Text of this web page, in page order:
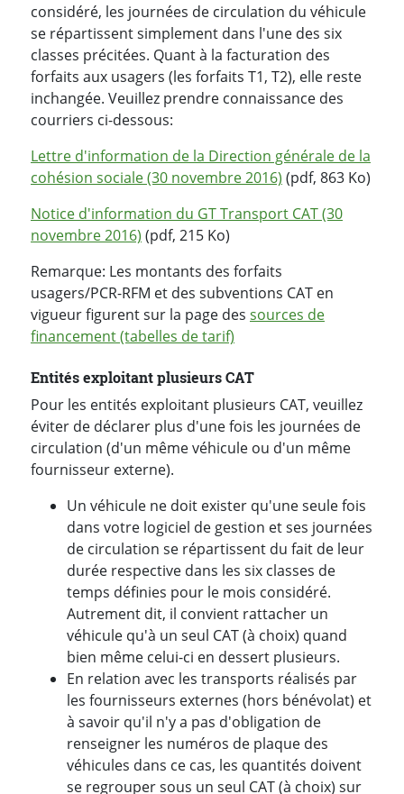
considéré, les journées de circulation du véhicule
se répartissent simplement dans l'une des six
classes précitées. Quant à la facturation des
forfaits aux usagers (les forfaits T1, T2), elle reste
inchangée. Veuillez prendre connaissance des
courriers ci-dessous:
Lettre d'information de la Direction générale de la
cohésion sociale (30 novembre 2016) (pdf, 863 Ko)
Notice d'information du GT Transport CAT (30
novembre 2016) (pdf, 215 Ko)
Remarque: Les montants des forfaits
usagers/PCR-RFM et des subventions CAT en
vigueur figurent sur la page des sources de
financement (tabelles de tarif)
Entités exploitant plusieurs CAT
Pour les entités exploitant plusieurs CAT, veuillez
éviter de déclarer plus d'une fois les journées de
circulation (d'un même véhicule ou d'un même
fournisseur externe).
Un véhicule ne doit exister qu'une seule fois
dans votre logiciel de gestion et ses journées
de circulation se répartissent du fait de leur
durée respective dans les six classes de
temps définies pour le mois considéré.
Autrement dit, il convient rattacher un
véhicule qu'à un seul CAT (à choix) quand
bien même celui-ci en dessert plusieurs.
En relation avec les transports réalisés par
les fournisseurs externes (hors bénévolat) et
à savoir qu'il n'y a pas d'obligation de
renseigner les numéros de plaque des
véhicules dans ce cas, les quantités doivent
se regrouper sous un seul CAT (à choix) sur